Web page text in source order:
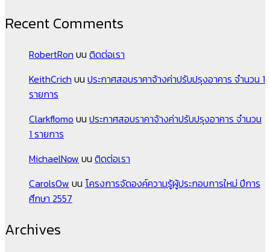
Recent Comments
RobertRon บน ติดต่อเรา
KeithCrich บน ประกาศสอบราคาจ้างค่าปรับปรุงอาคาร จำนวน 1
รายการ
Clarkflomo บน ประกาศสอบราคาจ้างค่าปรับปรุงอาคาร จำนวน
1 รายการ
MichaelNow บน ติดต่อเรา
CarolsOw บน โครงการจัดองค์ความรู้ผู้ประกอบการใหม่ ปีการ
ศึกษา 2557
Archives